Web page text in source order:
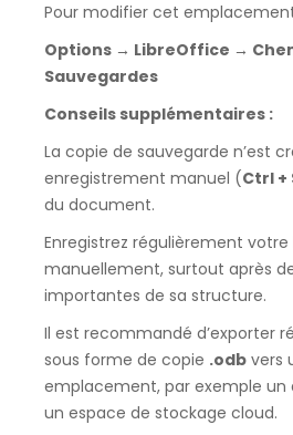
Pour modifier cet
Options → LibreOffice →
Sauvegardes
Conseils supplémentaires :
La copie de sauvegarde n’est
enregistrement manuel (Ctrl +
du document.
Enregistrez régulièrement
manuellement, surtout après
importantes de sa structure.
Il est recommandé d’exporter
sous forme de copie .odb vers
emplacement, par exemple un
un espace de stockage cloud.